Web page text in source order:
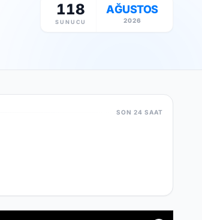
118
SUNUCU
AĞUSTOS
2026
SON 24 SAAT